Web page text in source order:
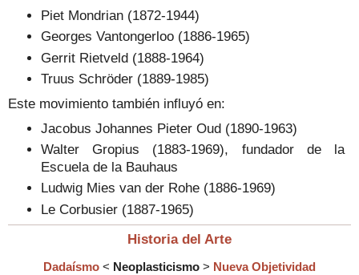
Piet Mondrian (1872-1944)
Georges Vantongerloo (1886-1965)
Gerrit Rietveld (1888-1964)
Truus Schröder (1889-1985)
Este movimiento también influyó en:
Jacobus Johannes Pieter Oud (1890-1963)
Walter Gropius (1883-1969), fundador de la
Escuela de la Bauhaus
Ludwig Mies van der Rohe (1886-1969)
Le Corbusier (1887-1965)
Historia del Arte
Dadaísmo < Neoplasticismo > Nueva Objetividad